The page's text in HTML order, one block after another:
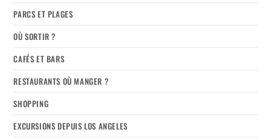
PARCS ET PLAGES
OÙ SORTIR ?
CAFÉS ET BARS
RESTAURANTS OÙ MANGER ?
SHOPPING
EXCURSIONS DEPUIS LOS ANGELES